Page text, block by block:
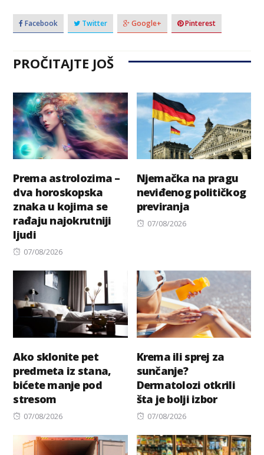
Facebook Twitter Google+ Pinterest
PROČITAJTE JOŠ
Prema astrolozima –
dva horoskopska
znaka u kojima se
rađaju najokrutniji
ljudi
Posted
07/08/2026
Njemačka na pragu
neviđenog političkog
previranja
Posted
07/08/2026
Ako sklonite pet
predmeta iz stana,
bićete manje pod
stresom
Posted
07/08/2026
Krema ili sprej za
sunčanje?
Dermatolozi otkrili
šta je bolji izbor
Posted
07/08/2026